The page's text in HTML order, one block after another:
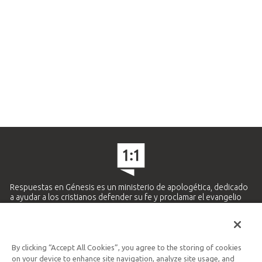
Respuestas en Génesis es un ministerio de apologética, dedicado
a ayudar a los cristianos defender su fe y proclamar el evangelio
Ministerio Hispano y Latinoamericano
By clicking “Accept All Cookies”, you agree to the storing of cookies
on your device to enhance site navigation, analyze site usage, and